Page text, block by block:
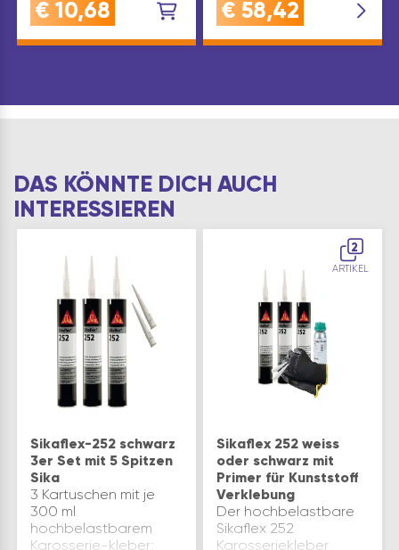
und
Fugenglätter
€ 10,68 € 58,42
DAS KÖNNTE DICH AUCH
INTERESSIEREN
Sikaflex-252 schwarz
3er Set mit 5 Spitzen
Sika
3 Kartuschen mit je
300 ml
hochbelastbarem
Karosserie-kleber;
2
ARTIKEL
Sikaflex 252 weiss
oder schwarz mit
Primer für Kunststoff
Verklebung
Der hochbelastbare
Sikaflex 252
Karosseriekleber